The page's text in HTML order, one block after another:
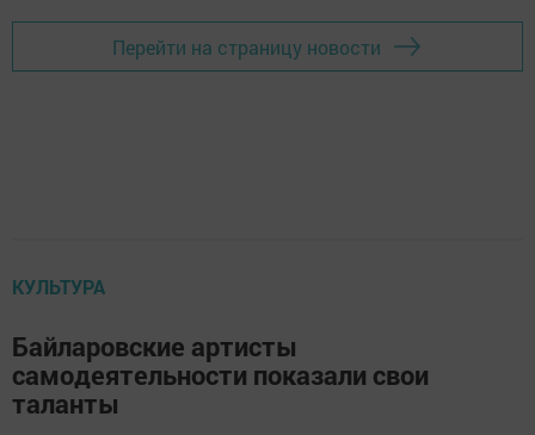
Перейти на страницу новости
КУЛЬТУРА
Байларовские артисты
самодеятельности показали свои
таланты